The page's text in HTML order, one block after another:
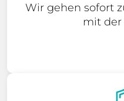
Wir gehen sofort
mit der